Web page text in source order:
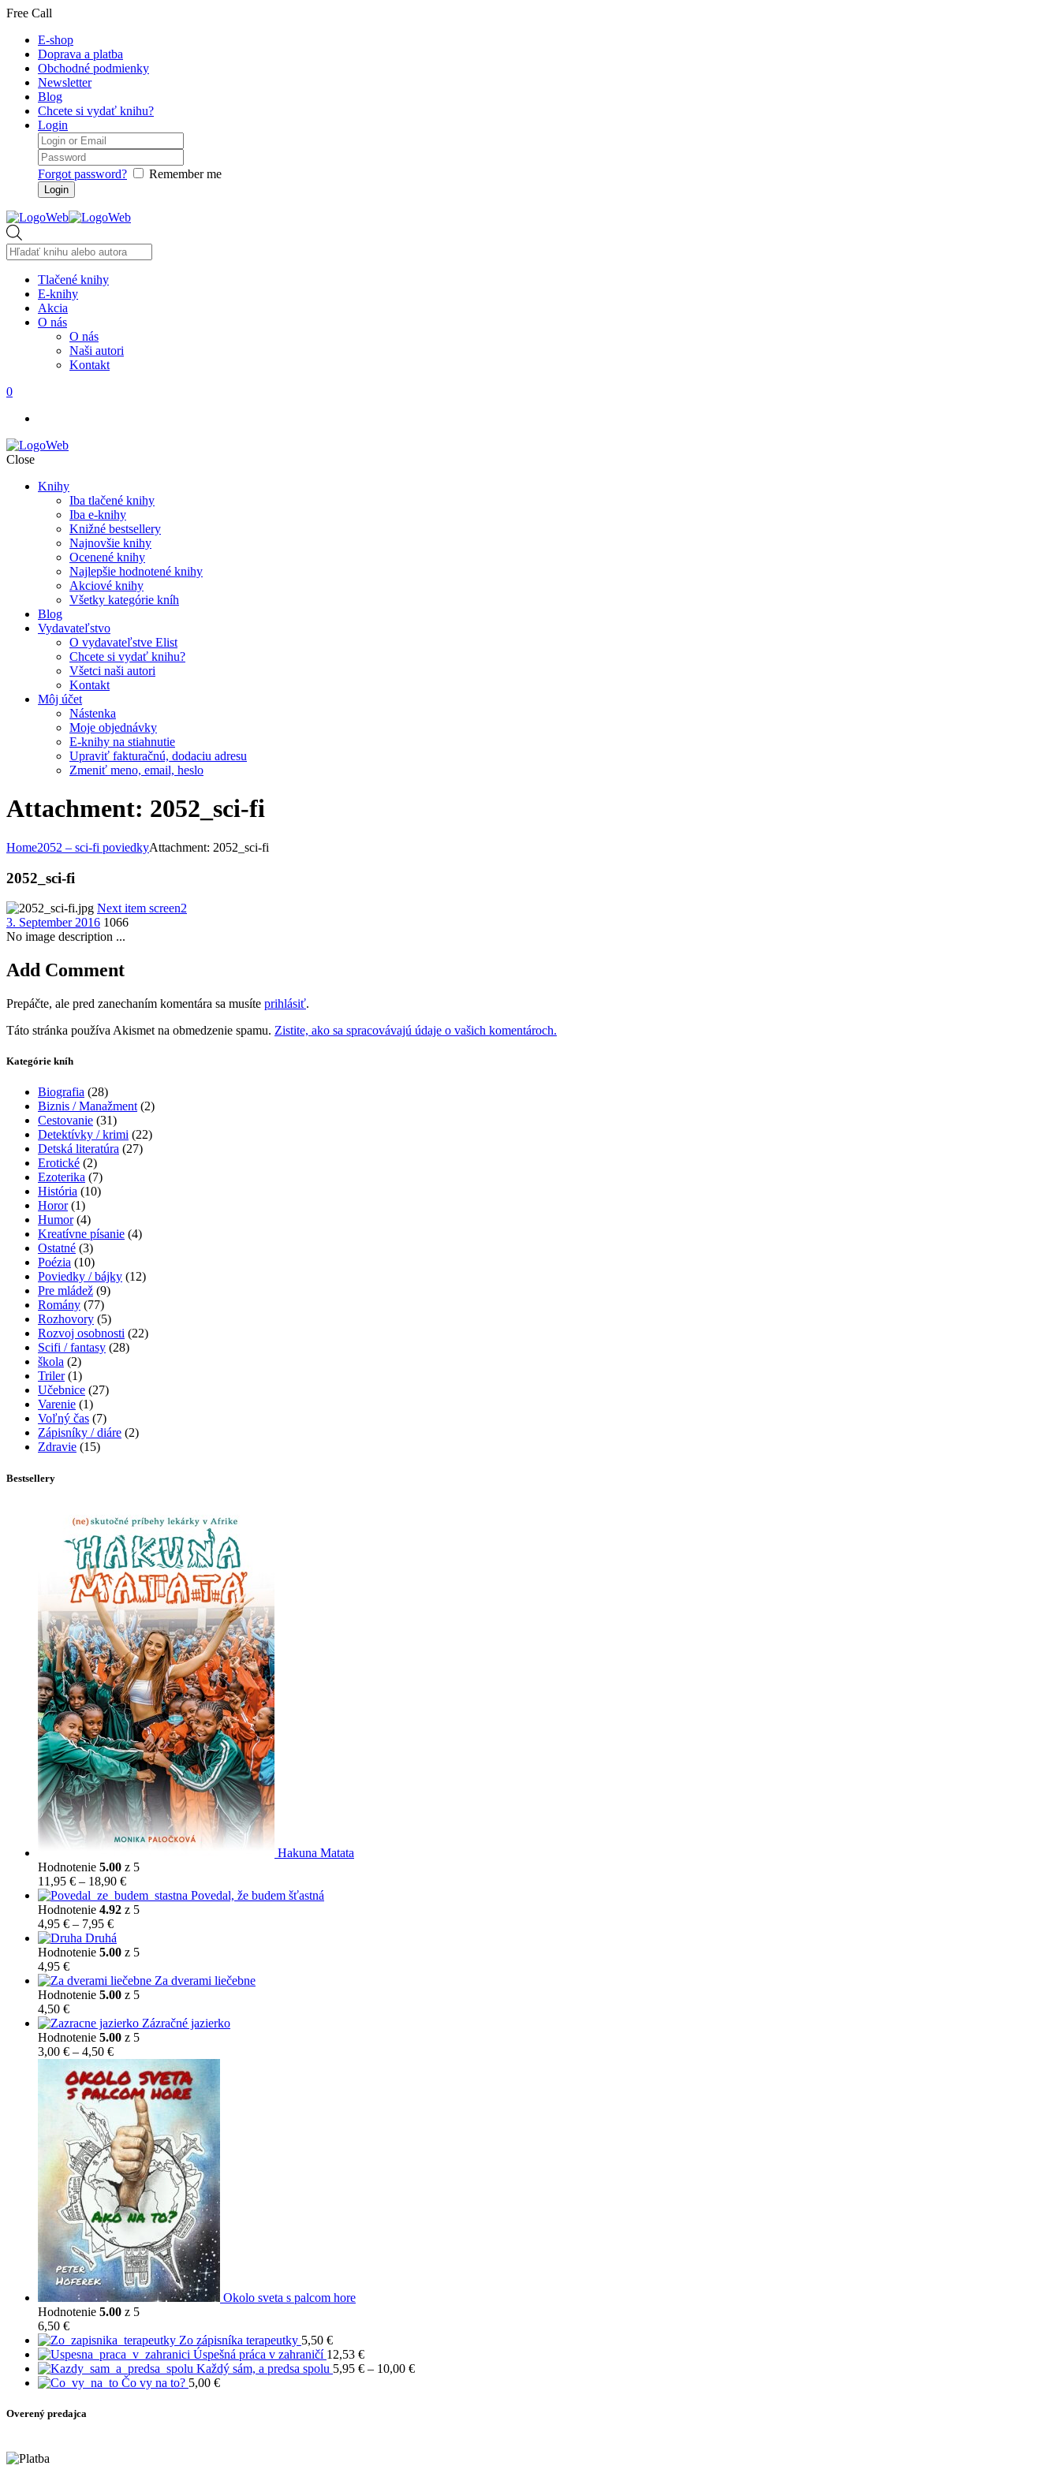
Free Call
E-shop
Doprava a platba
Obchodné podmienky
Newsletter
Blog
Chcete si vydať knihu?
Login
Forgot password? Remember me
search
Tlačené knihy
E-knihy
Akcia
O nás
O nás
Naši autori
Kontakt
0
Close
Knihy
Iba tlačené knihy
Iba e-knihy
Knižné bestsellery
Najnovšie knihy
Ocenené knihy
Najlepšie hodnotené knihy
Akciové knihy
Všetky kategórie kníh
Blog
Vydavateľstvo
O vydavateľstve Elist
Chcete si vydať knihu?
Všetci naši autori
Kontakt
Môj účet
Nástenka
Moje objednávky
E-knihy na stiahnutie
Upraviť fakturačnú, dodaciu adresu
Zmeniť meno, email, heslo
Attachment: 2052_sci-fi
Home2052 – sci-fi poviedkyAttachment: 2052_sci-fi
2052_sci-fi
Next item screen2
3. September 2016 1066
No image description ...
Add Comment
Prepáčte, ale pred zanechaním komentára sa musíte prihlásiť.
Táto stránka používa Akismet na obmedzenie spamu. Zistite, ako sa spracovávajú údaje o vašich komentároch.
Kategórie kníh
Biografia (28)
Biznis / Manažment (2)
Cestovanie (31)
Detektívky / krimi (22)
Detská literatúra (27)
Erotické (2)
Ezoterika (7)
História (10)
Horor (1)
Humor (4)
Kreatívne písanie (4)
Ostatné (3)
Poézia (10)
Poviedky / bájky (12)
Pre mládež (9)
Romány (77)
Rozhovory (5)
Rozvoj osobnosti (22)
Scifi / fantasy (28)
škola (2)
Triler (1)
Učebnice (27)
Varenie (1)
Voľný čas (7)
Zápisníky / diáre (2)
Zdravie (15)
Bestsellery
Hakuna Matata
Hodnotenie 5.00 z 5
11,95 € – 18,90 €Price
range:
11,95 €
Povedal, že budem šťastná
Hodnotenie 4.92 z 5
4,95 € – 7,95 €Price
range:
4,95 €
7,95 €
Druhá
Hodnotenie 5.00 z 5
4,95 €
Za dverami liečebne
Hodnotenie 5.00 z 5
4,50 €
Zázračné jazierko
Hodnotenie 5.00 z 5
3,00 € – 4,50 €Price
range:
3,00 €
through
4,50 €
Okolo sveta s palcom hore
Hodnotenie 5.00 z 5
6,50 €
Zo zápisníka terapeutky 5,50 €
Úspešná práca v zahraničí 12,53 €
Každý sám, a predsa spolu 5,95 € – 10,00 €Price
Čo vy na to? 5,00 €
Overený predajca